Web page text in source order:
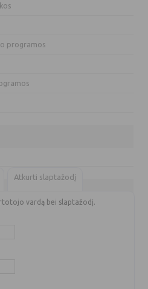
programos
Atkurti slaptažodį
vardą bei slaptažodį.